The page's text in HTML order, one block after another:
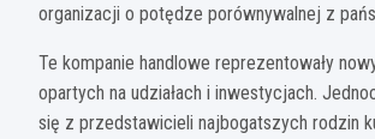
organizacji o potędze porównywalnej z
Te kompanie handlowe reprezentowały
opartych na udziałach i inwestycjach.
się z przedstawicieli najbogatszych rodzin